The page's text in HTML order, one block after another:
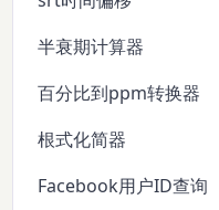
半衰期计算器
百分比到ppm转换器
根式化简器
Facebook用户ID查询